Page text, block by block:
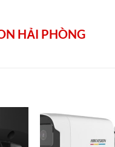
HẢI PHÒNG